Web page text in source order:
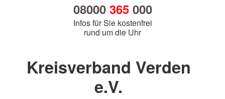
08000 365000
Infos für Sie kostenfrei
rund um die Uhr
Kreisverband Verden
e.V.